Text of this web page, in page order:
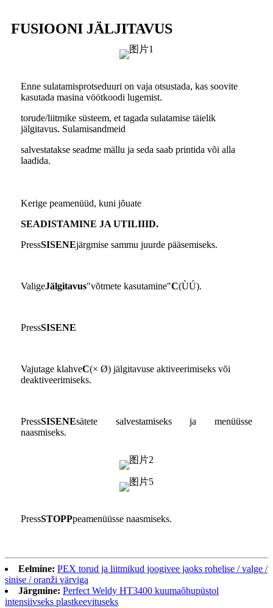
FUSIOONI JÄLJITAVUS
Enne sulatamisprotseduuri on vaja otsustada, kas soovite
kasutada masina vöötkoodi lugemist.
torude/liitmike süsteem, et tagada sulatamise täielik
jälgitavus. Sulamisandmeid
salvestatakse seadme mällu ja seda saab printida või alla
laadida.
Kerige peamenüüd, kuni jõuate
SEADISTAMINE JA UTILIIID.
PressSISENEjärgmise sammu juurde pääsemiseks.
ValigeJälgitavus"võtmete kasutamine"C(ÙÚ).
PressSISENE
Vajutage klahveC(× Ø) jälgitavuse aktiveerimiseks või
deaktiveerimiseks.
PressSISENEsätete salvestamiseks ja menüüsse
naasmiseks.
PressSTOPPpeamenüüsse naasmiseks.
Eelmine: PEX torud ja liitmikud joogivee jaoks rohelise / valge /
sinise / oranži värviga
Järgmine: Perfect Weldy HT3400 kuumaõhupüstol
intensiivseks plastkeevituseks